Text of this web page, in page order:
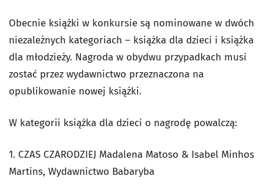
Obecnie książki w konkursie są nominowane w dwóch
niezależnych kategoriach – książka dla dzieci i książka
dla młodzieży. Nagroda w obydwu przypadkach musi
zostać przez wydawnictwo przeznaczona na
opublikowanie nowej książki.
W kategorii książka dla dzieci o nagrodę powalczą:
1. CZAS CZARODZIEJ Madalena Matoso & Isabel Minhos
Martins, Wydawnictwo Babaryba